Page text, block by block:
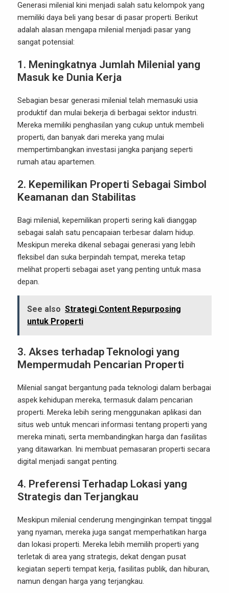
Generasi milenial kini menjadi salah satu kelompok yang
memiliki daya beli yang besar di pasar properti. Berikut
adalah alasan mengapa milenial menjadi pasar yang
sangat potensial:
1. Meningkatnya Jumlah Milenial yang
Masuk ke Dunia Kerja
Sebagian besar generasi milenial telah memasuki usia
produktif dan mulai bekerja di berbagai sektor industri.
Mereka memiliki penghasilan yang cukup untuk membeli
properti, dan banyak dari mereka yang mulai
mempertimbangkan investasi jangka panjang seperti
rumah atau apartemen.
2. Kepemilikan Properti Sebagai Simbol
Keamanan dan Stabilitas
Bagi milenial, kepemilikan properti sering kali dianggap
sebagai salah satu pencapaian terbesar dalam hidup.
Meskipun mereka dikenal sebagai generasi yang lebih
fleksibel dan suka berpindah tempat, mereka tetap
melihat properti sebagai aset yang penting untuk masa
depan.
See also Strategi Content Repurposing
untuk Properti
3. Akses terhadap Teknologi yang
Mempermudah Pencarian Properti
Milenial sangat bergantung pada teknologi dalam berbagai
aspek kehidupan mereka, termasuk dalam pencarian
properti. Mereka lebih sering menggunakan aplikasi dan
situs web untuk mencari informasi tentang properti yang
mereka minati, serta membandingkan harga dan fasilitas
yang ditawarkan. Ini membuat pemasaran properti secara
digital menjadi sangat penting.
4. Preferensi Terhadap Lokasi yang
Strategis dan Terjangkau
Meskipun milenial cenderung menginginkan tempat tinggal
yang nyaman, mereka juga sangat memperhatikan harga
dan lokasi properti. Mereka lebih memilih properti yang
terletak di area yang strategis, dekat dengan pusat
kegiatan seperti tempat kerja, fasilitas publik, dan hiburan,
namun dengan harga yang terjangkau.